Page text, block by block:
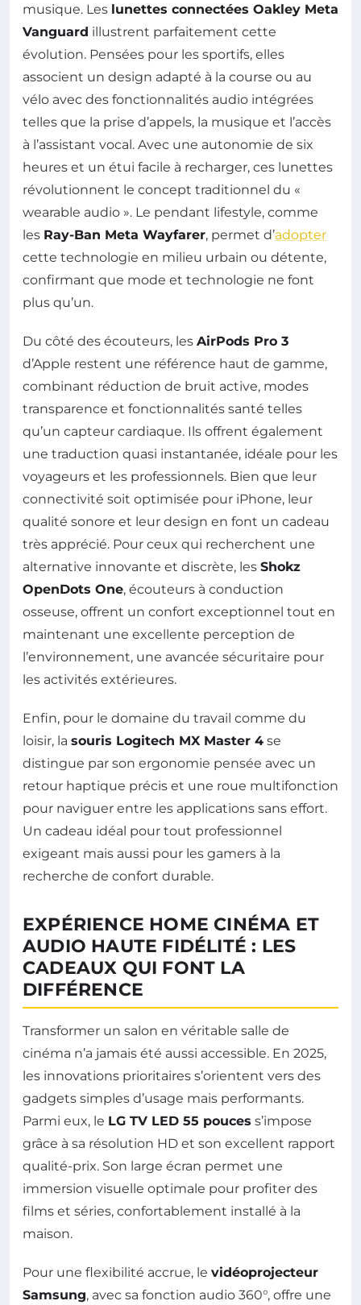
musique. Les lunettes connectées Oakley Meta
Vanguard illustrent parfaitement cette
évolution. Pensées pour les sportifs, elles
associent un design adapté à la course ou au
vélo avec des fonctionnalités audio intégrées
telles que la prise d’appels, la musique et l’accès
à l’assistant vocal. Avec une autonomie de six
heures et un étui facile à recharger, ces lunettes
révolutionnent le concept traditionnel du «
wearable audio ». Le pendant lifestyle, comme
les Ray-Ban Meta Wayfarer, permet d’adopter
cette technologie en milieu urbain ou détente,
confirmant que mode et technologie ne font
plus qu’un.
Du côté des écouteurs, les AirPods Pro 3
d’Apple restent une référence haut de gamme,
combinant réduction de bruit active, modes
transparence et fonctionnalités santé telles
qu’un capteur cardiaque. Ils offrent également
une traduction quasi instantanée, idéale pour les
voyageurs et les professionnels. Bien que leur
connectivité soit optimisée pour iPhone, leur
qualité sonore et leur design en font un cadeau
très apprécié. Pour ceux qui recherchent une
alternative innovante et discrète, les Shokz
OpenDots One, écouteurs à conduction
osseuse, offrent un confort exceptionnel tout en
maintenant une excellente perception de
l’environnement, une avancée sécuritaire pour
les activités extérieures.
Enfin, pour le domaine du travail comme du
loisir, la souris Logitech MX Master 4 se
distingue par son ergonomie pensée avec un
retour haptique précis et une roue multifonction
pour naviguer entre les applications sans effort.
Un cadeau idéal pour tout professionnel
exigeant mais aussi pour les gamers à la
recherche de confort durable.
EXPÉRIENCE HOME CINÉMA ET
AUDIO HAUTE FIDÉLITÉ : LES
CADEAUX QUI FONT LA
DIFFÉRENCE
Transformer un salon en véritable salle de
cinéma n’a jamais été aussi accessible. En 2025,
les innovations prioritaires s’orientent vers des
gadgets simples d’usage mais performants.
Parmi eux, le LG TV LED 55 pouces s’impose
grâce à sa résolution HD et son excellent rapport
qualité-prix. Son large écran permet une
immersion visuelle optimale pour profiter des
films et séries, confortablement installé à la
maison.
Pour une flexibilité accrue, le vidéoprojecteur
Samsung, avec sa fonction audio 360°, offre une